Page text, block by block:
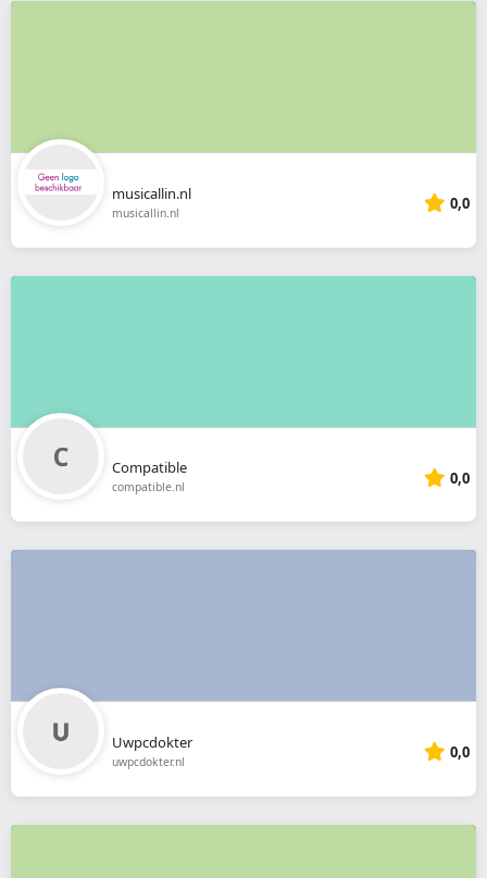
musicallin.nl
musicallin.nl 0,0
Compatible
compatible.nl 0,0
Uwpcdokter
uwpcdokter.nl 0,0